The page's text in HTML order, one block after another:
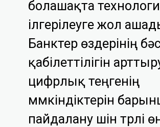
болашақта
ілгерілеуге жол
Банктер өздерінің
қабілеттілігін
цифрлық теңгенің
мүмкіндіктерін
пайдалану үшін түрлі